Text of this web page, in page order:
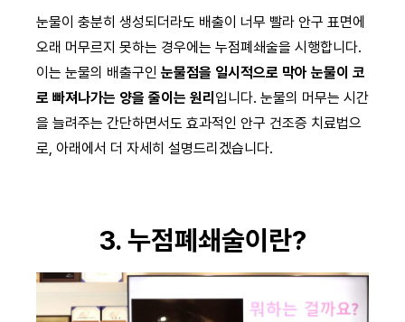
눈물이 충분히 생성되더라도 배출이 너무 빨라 안구 표면에
오래 머무르지 못하는 경우에는 누점폐쇄술을 시행합니다.
이는 눈물의 배출구인 눈물점을 일시적으로 막아 눈물이 코
로 빠져나가는 양을 줄이는 원리 입니다. 눈물의 머무는 시간
을 늘려주는 간단하면서도 효과적인 안구 건조증 치료법으
로, 아래에서 더 자세히 설명드리겠습니다.
3. 누점폐쇄술이란?